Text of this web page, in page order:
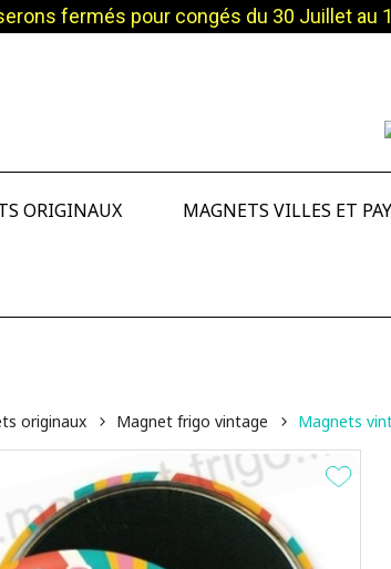
fermés pour congés du 30 Juillet au
ORIGINAUX MAGNETS VILLES ET
originaux Magnet frigo vintage Magnets